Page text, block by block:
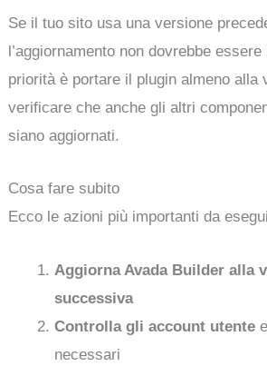
Se il tuo sito usa una versione
l’aggiornamento non dovrebbe
priorità è portare il plugin almeno alla
verificare che anche gli altri
siano aggiornati.
Cosa fare subito
Ecco le azioni più importanti da
Aggiorna Avada Builder alla
successiva
Controlla gli account utente
necessari